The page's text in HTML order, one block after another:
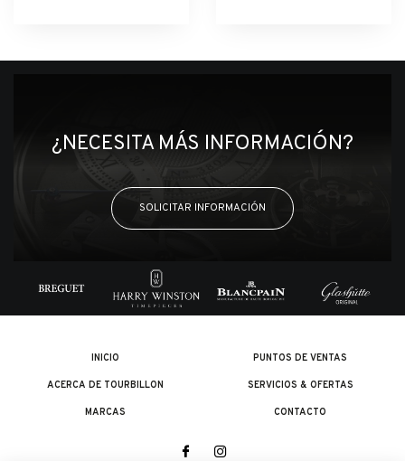
¿NECESITA MÁS INFORMACIÓN?
SOLICITAR INFORMACIÓN
INICIO
ACERCA DE TOURBILLON
MARCAS
PUNTOS DE VENTAS
SERVICIOS & OFERTAS
CONTACTO